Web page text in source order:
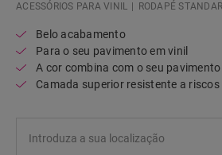
ACESSÓRIOS PARA VINIL RODAPÉ
Belo acabamento
Para o seu pavimento em vinil
A cor combina com o seu pavimento
Camada superior resistente a riscos